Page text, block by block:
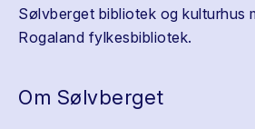
Sølvberget bibliotek og kulturhus
Rogaland fylkesbibliotek.
Om Sølvberget